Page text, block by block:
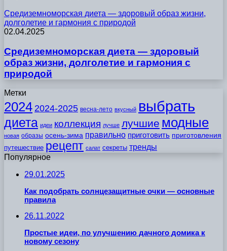
Средиземноморская диета — здоровый образ жизни,
долголетие и гармония с природой
02.04.2025
Средиземноморская диета — здоровый
образ жизни, долголетие и гармония с
природой
Метки
2024 2024-2025 весна-лето вкусный выбрать
диета идеи коллекция лучше лучшие модные
новая образы осень-зима правильно приготовить приготовления
путешествие рецепт салат секреты тренды
Популярное
29.01.2025
Как подобрать солнцезащитные очки — основные
правила
26.11.2022
Простые идеи, по улучшению дачного домика к
новому сезону